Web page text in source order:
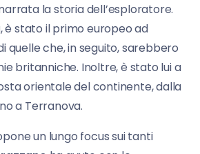
la storia dell’esploratore.
è stato il primo europeo ad
quelle che, in seguito, sarebbero
britanniche. Inoltre, è stato lui a
orientale del continente, dalla
a Terranova.
un lungo focus sui tanti